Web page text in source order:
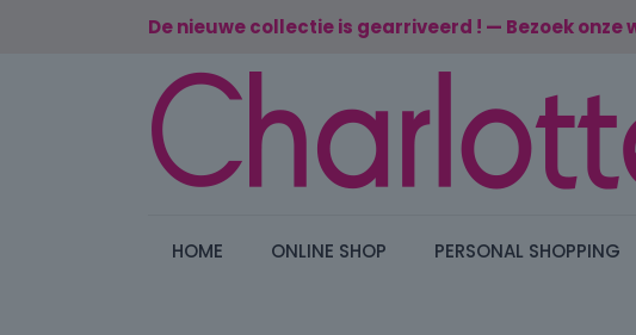
De nieuwe collectie is gearriveerd ! — Bezoek
HOME ONLINE SHOP PERSONAL SHOPPING